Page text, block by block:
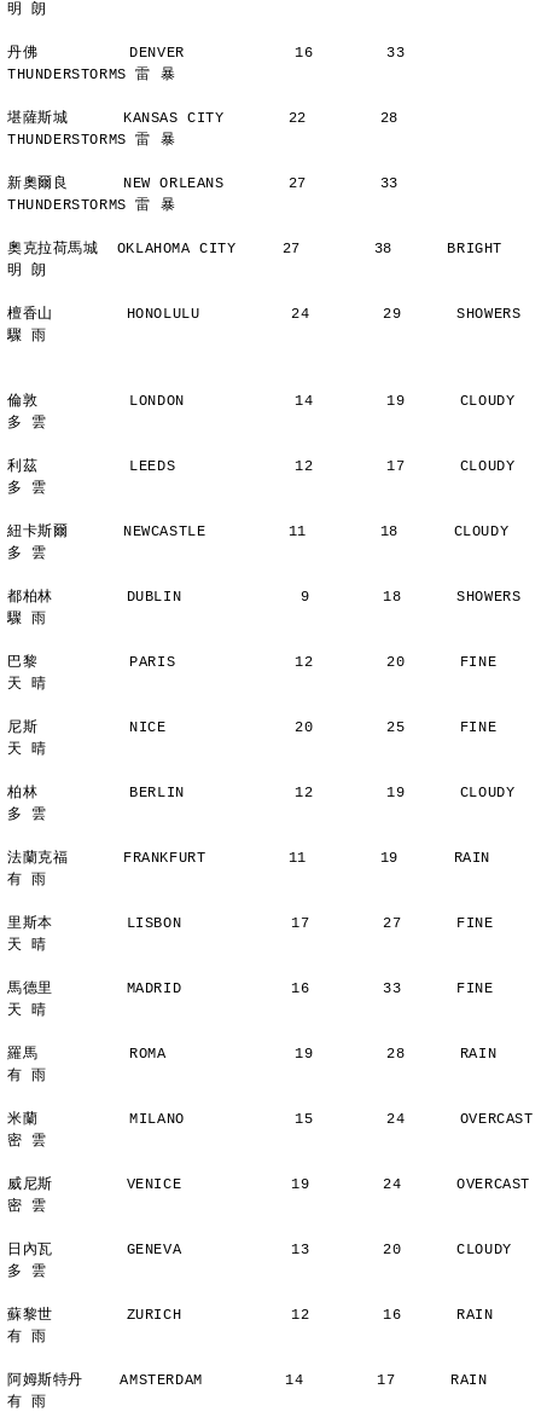
明 朗
丹佛          DENVER            16        33
THUNDERSTORMS 雷 暴
堪薩斯城      KANSAS CITY       22        28
THUNDERSTORMS 雷 暴
新奧爾良      NEW ORLEANS       27        33
THUNDERSTORMS 雷 暴
奧克拉荷馬城  OKLAHOMA CITY     27        38      BRIGHT
明 朗
檀香山        HONOLULU          24        29      SHOWERS
驟 雨
倫敦          LONDON            14        19      CLOUDY
多 雲
利茲          LEEDS             12        17      CLOUDY
多 雲
紐卡斯爾      NEWCASTLE         11        18      CLOUDY
多 雲
都柏林        DUBLIN             9        18      SHOWERS
驟 雨
巴黎          PARIS             12        20      FINE
天 晴
尼斯          NICE              20        25      FINE
天 晴
柏林          BERLIN            12        19      CLOUDY
多 雲
法蘭克福      FRANKFURT         11        19      RAIN
有 雨
里斯本        LISBON            17        27      FINE
天 晴
馬德里        MADRID            16        33      FINE
天 晴
羅馬          ROMA              19        28      RAIN
有 雨
米蘭          MILANO            15        24      OVERCAST
密 雲
威尼斯        VENICE            19        24      OVERCAST
密 雲
日內瓦        GENEVA            13        20      CLOUDY
多 雲
蘇黎世        ZURICH            12        16      RAIN
有 雨
阿姆斯特丹    AMSTERDAM         14        17      RAIN
有 雨